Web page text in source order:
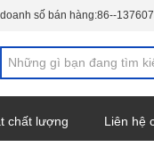
doanh số bán hàng:86--
chất lượng Liên hệ